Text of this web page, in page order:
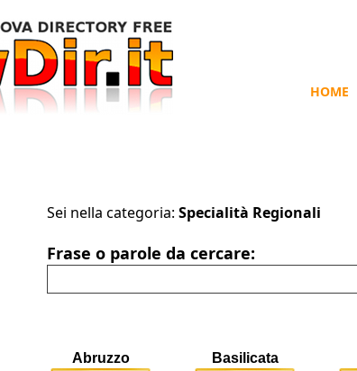
HOME
Sei nella categoria: Specialità Regionali
Frase o parole da cercare:
Abruzzo Basilicata